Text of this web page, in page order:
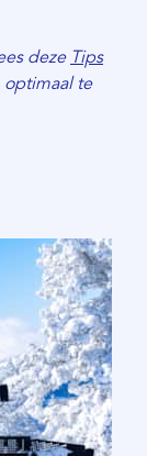
deze Tips
te